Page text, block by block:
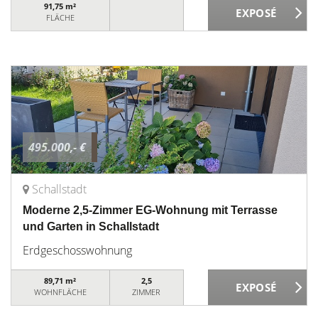
91,75 m²
FLÄCHE
495.000,- €
Schallstadt
Moderne 2,5-Zimmer EG-Wohnung mit Terrasse
und Garten in Schallstadt
Erdgeschosswohnung
89,71 m²
WOHNFLÄCHE
2,5
ZIMMER